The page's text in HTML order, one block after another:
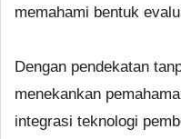
memahami bentuk
Dengan pendekatan
menekankan
integrasi teknologi